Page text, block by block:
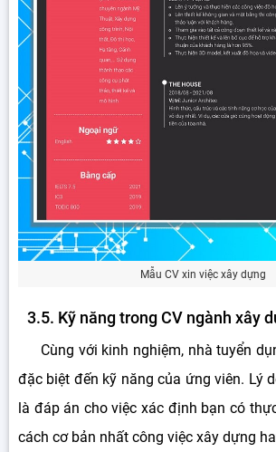
Mẫu CV xin việc xây dựng
3.5. Kỹ năng trong CV ngành xây
Cùng với kinh nghiệm, nhà tuyển
đặc biệt đến kỹ năng của ứng viên. Lý
là đáp án cho việc xác định bạn có
cách cơ bản nhất công việc xây dựng